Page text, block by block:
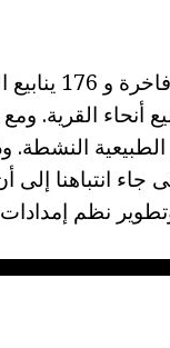
النشطة.
انتباهنا إلى
نظم إمدادات